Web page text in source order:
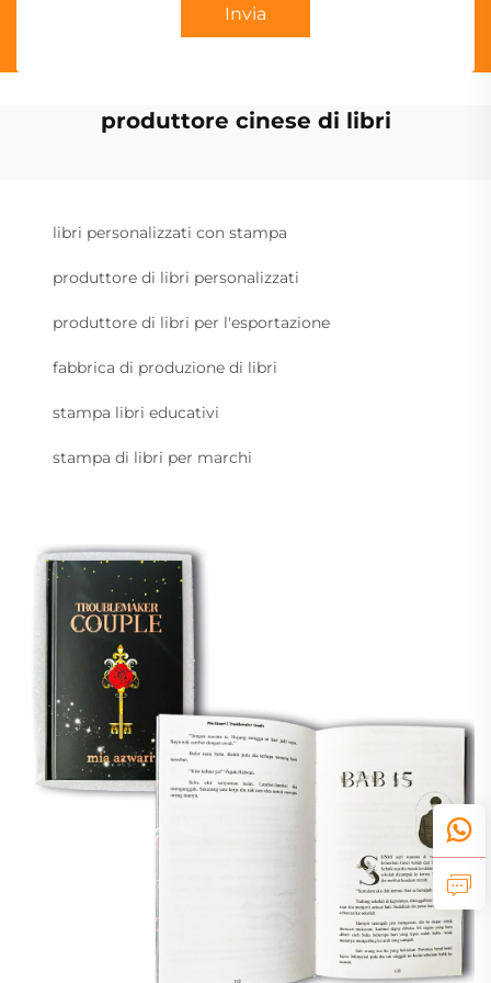
Invia
produttore cinese di libri
libri personalizzati con stampa
produttore di libri personalizzati
produttore di libri per l'esportazione
fabbrica di produzione di libri
stampa libri educativi
stampa di libri per marchi